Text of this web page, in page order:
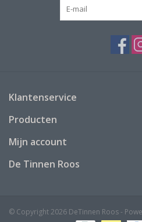
Klantenservice
Producten
Mijn account
De Tinnen Roos
© Copyright 2026 DeTinnen Roos -